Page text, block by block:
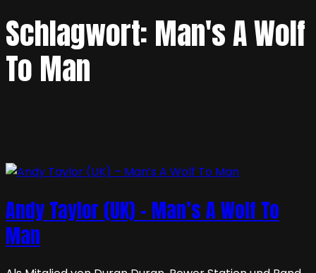
Schlagwort: Man's A Wolf
To Man
Andy Taylor (UK) – Man’s A Wolf To
Man